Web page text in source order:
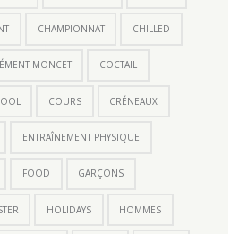
CHAMPIONNAT CHILLED
MONCET COCTAIL
COURS CRÉNEAUX
ENTRAÎNEMENT PHYSIQUE
FOOD GARÇONS
HOLIDAYS HOMMES